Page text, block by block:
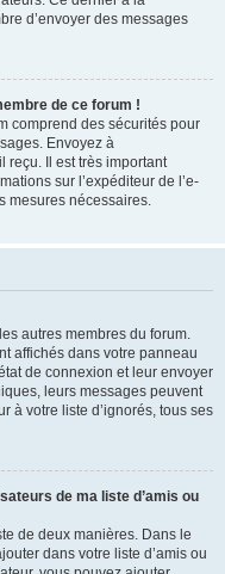
d’envoyer des messages
de ce forum !
comprend des sécurités pour
Envoyez à
reçu. Il est très important
sur l’expéditeur de l’e-
mesures nécessaires.
autres membres du forum.
affichés dans votre panneau
de connexion et leur envoyer
leurs messages peuvent
à votre liste d’ignorés, tous ses
de ma liste d’amis ou
de deux manières. Dans le
dans votre liste d’amis ou